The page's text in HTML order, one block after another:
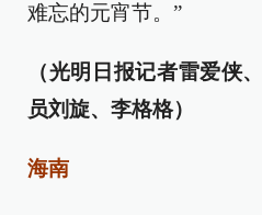
难忘的元宵节。”
（光明日报记者雷爱侠
员刘旋、李格格）
海南